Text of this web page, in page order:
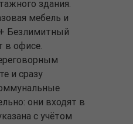
здания.
мебель и
Безлимитный
в офисе.
и сразу
они входят в
с учётом